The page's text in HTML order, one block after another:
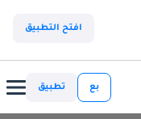
افتح التطبيق
بع تطبيق